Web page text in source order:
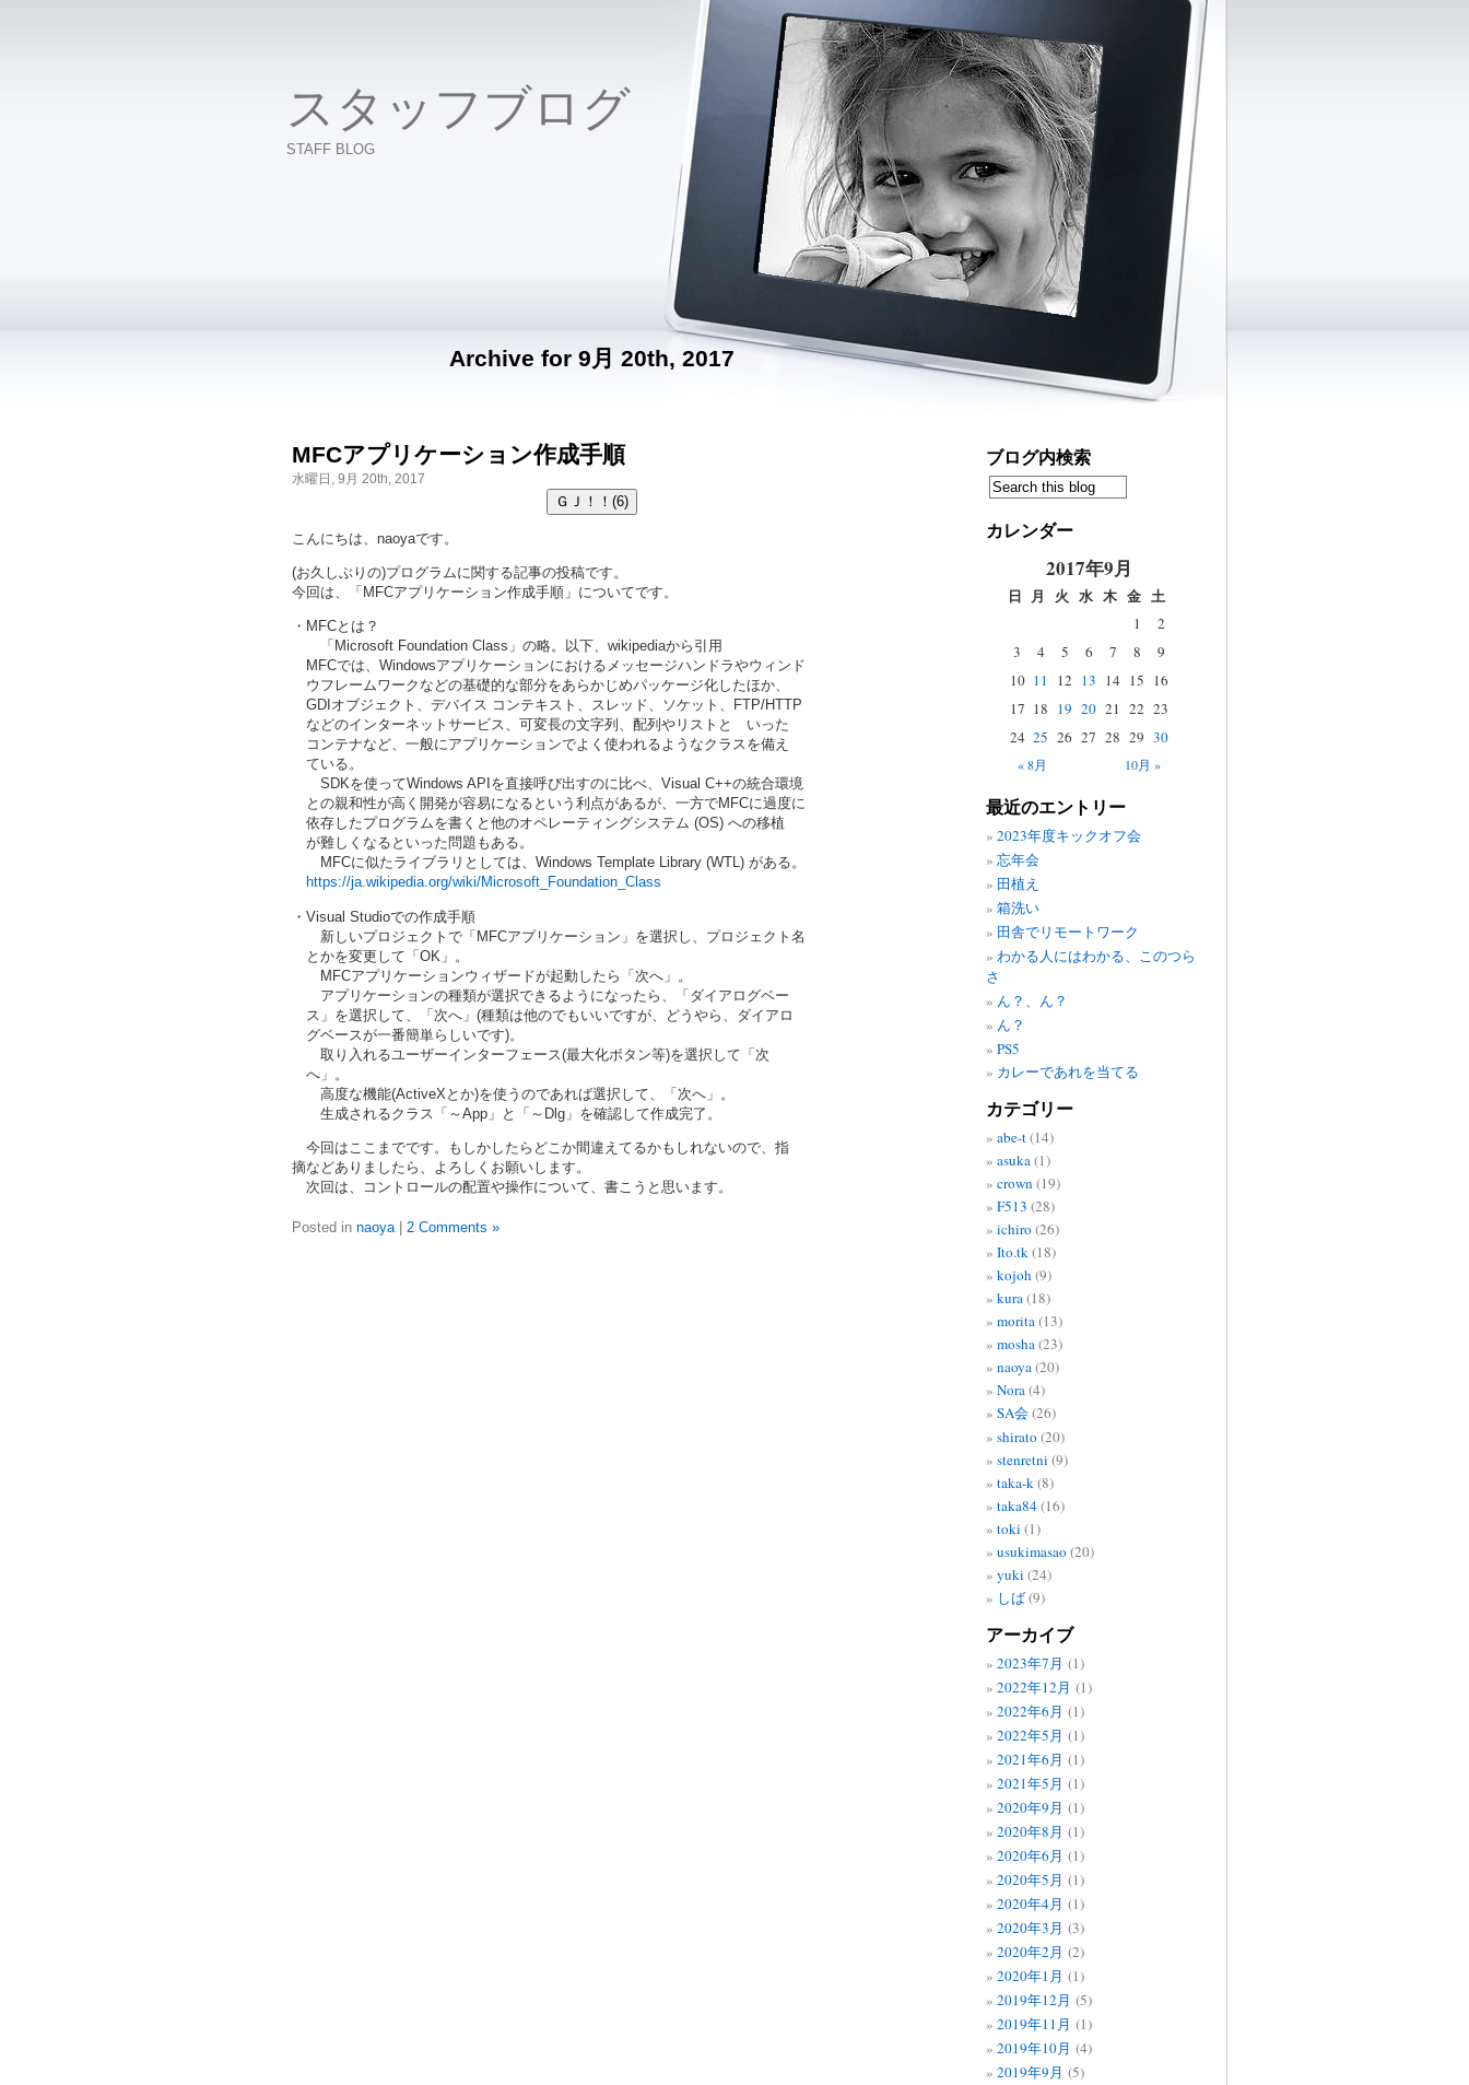
スタッフブログ
STAFF BLOG
Archive for 9月 20th, 2017
MFCアプリケーション作成手順
水曜日, 9月 20th, 2017
こんにちは、naoyaです。
(お久しぶりの)プログラムに関する記事の投稿です。
今回は、「MFCアプリケーション作成手順」についてです。
・MFCとは？
「Microsoft Foundation Class」の略。以下、wikipediaから引用
MFCでは、Windowsアプリケーションにおけるメッセージハンドラやウィンド
ウフレームワークなどの基礎的な部分をあらかじめパッケージ化したほか、
GDIオブジェクト、デバイス コンテキスト、スレッド、ソケット、FTP/HTTP
などのインターネットサービス、可変長の文字列、配列やリストと いった
コンテナなど、一般にアプリケーションでよく使われるようなクラスを備え
ている。
SDKを使ってWindows APIを直接呼び出すのに比べ、Visual C++の統合環境
との親和性が高く開発が容易になるという利点があるが、一方でMFCに過度に
依存したプログラムを書くと他のオペレーティングシステム (OS) への移植
が難しくなるといった問題もある。
MFCに似たライブラリとしては、Windows Template Library (WTL) がある。
https://ja.wikipedia.org/wiki/Microsoft_Foundation_Class
・Visual Studioでの作成手順
新しいプロジェクトで「MFCアプリケーション」を選択し、プロジェクト名
とかを変更して「OK」。
MFCアプリケーションウィザードが起動したら「次へ」。
アプリケーションの種類が選択できるようになったら、「ダイアログベー
ス」を選択して、「次へ」(種類は他のでもいいですが、どうやら、ダイアロ
グベースが一番簡単らしいです)。
取り入れるユーザーインターフェース(最大化ボタン等)を選択して「次
へ」。
高度な機能(ActiveXとか)を使うのであれば選択して、「次へ」。
生成されるクラス「～App」と「～Dlg」を確認して作成完了。
今回はここまでです。もしかしたらどこか間違えてるかもしれないので、指
摘などありましたら、よろしくお願いします。
次回は、コントロールの配置や操作について、書こうと思います。
Posted in naoya| 2 Comments »
ブログ内検索
カレンダー
2017年9月
日 月 火 水 木 金 土
« 8月 10月 »
1
2
3
4 5 6 7 8
9
10 11 12 13 14 15 16
17 18 19 20 21 22 23
24 25 26 27 28 29 30
最近のエントリー
2023年度キックオフ会
忘年会
田植え
箱洗い
田舎でリモートワーク
わかる人にはわかる、このつら
さ
ん？、ん？
ん？
PS5
カレーであれを当てる
カテゴリー
abe-t(14)
asuka(1)
crown (19)
F513 (28)
ichiro(26)
Ito.tk(18)
kojoh(9)
kura(18)
morita(13)
mosha(23)
naoya(20)
Nora(4)
SA会(26)
shirato(20)
stenretni (9)
taka-k(8)
taka84(16)
toki (1)
usukimasao(20)
yuki (24)
しば(9)
アーカイブ
2023年7月 (1)
2022年12月 (1)
2022年6月 (1)
2022年5月 (1)
2021年6月 (1)
2021年5月 (1)
2020年9月 (1)
2020年8月 (1)
2020年6月 (1)
2020年5月 (1)
2020年4月 (1)
2020年3月 (3)
2020年2月 (2)
2020年1月 (1)
2019年12月 (5)
2019年11月 (1)
2019年10月 (4)
2019年9月 (5)